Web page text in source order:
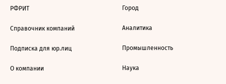
РФРИТ
Справочник компаний
Подписка для юр.лиц
О компании
Город
Аналитика
Промышленность
Наука